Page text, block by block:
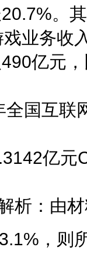
。
业务收
亿元
互联
亿元
：由材
，则